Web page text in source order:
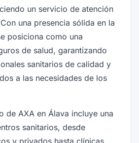
un servicio de atención
una presencia sólida en la
posiciona como una
de salud, garantizando
sanitarios de calidad y
a las necesidades de los
de AXA en Álava incluye una
sanitarios, desde
y privados hasta clínicas